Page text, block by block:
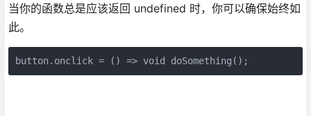
当你的函数总是应该返回 undefined 时，你可以确保始终如
此。
button.onclick = () => void doSomething();